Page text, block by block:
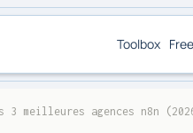
Toolbox
3 meilleures agences n8n